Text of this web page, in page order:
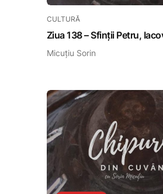
CULTURĂ
Ziua 138 – Sfinții Petru,
Micuțiu Sorin